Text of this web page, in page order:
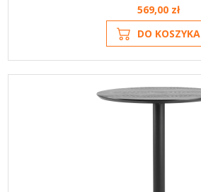
569,00 zł
DO KOSZYKA